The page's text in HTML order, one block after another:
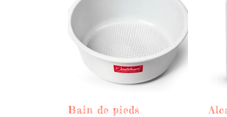
Bain de pieds